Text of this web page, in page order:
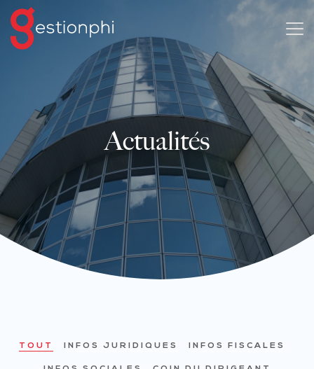
Actualités
TOUT INFOS JURIDIQUES INFOS FISCALES